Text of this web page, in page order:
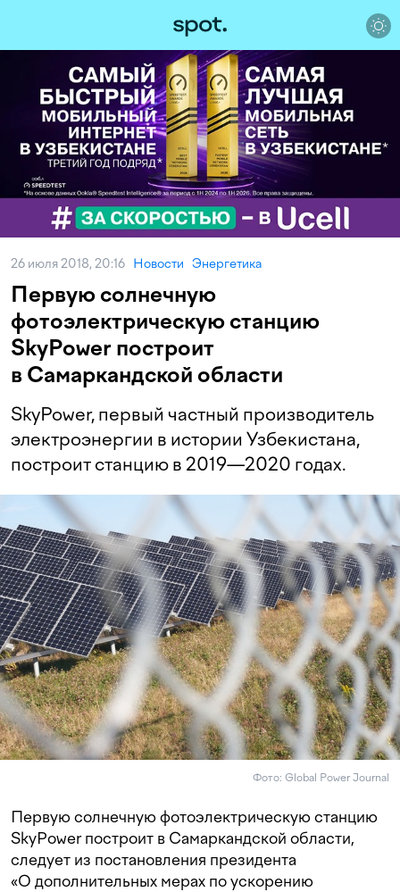
26 июля 2018, 20:16 Новости Энергетика
Первую солнечную
фотоэлектрическую станцию
SkyPower построит
в Самаркандской области
SkyPower, первый частный производитель
электроэнергии в истории Узбекистана,
построит станцию в 2019—2020 годах.
Фото: Global Power Journal
Первую солнечную фотоэлектрическую станцию
SkyPower построит в Самаркандской области,
следует из постановления президента
«О дополнительных мерах по ускорению